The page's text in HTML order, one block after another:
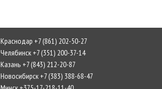
Краснодар +7 (861) 202-50-27
Челябинск +7 (351) 200-37-14
Казань +7 (843) 212-20-87
Новосибирск +7 (383) 388-68-47